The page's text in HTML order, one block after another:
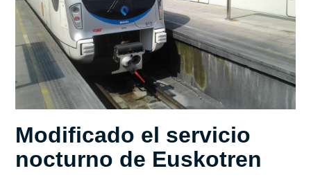
Modificado el servicio
nocturno de Euskotren